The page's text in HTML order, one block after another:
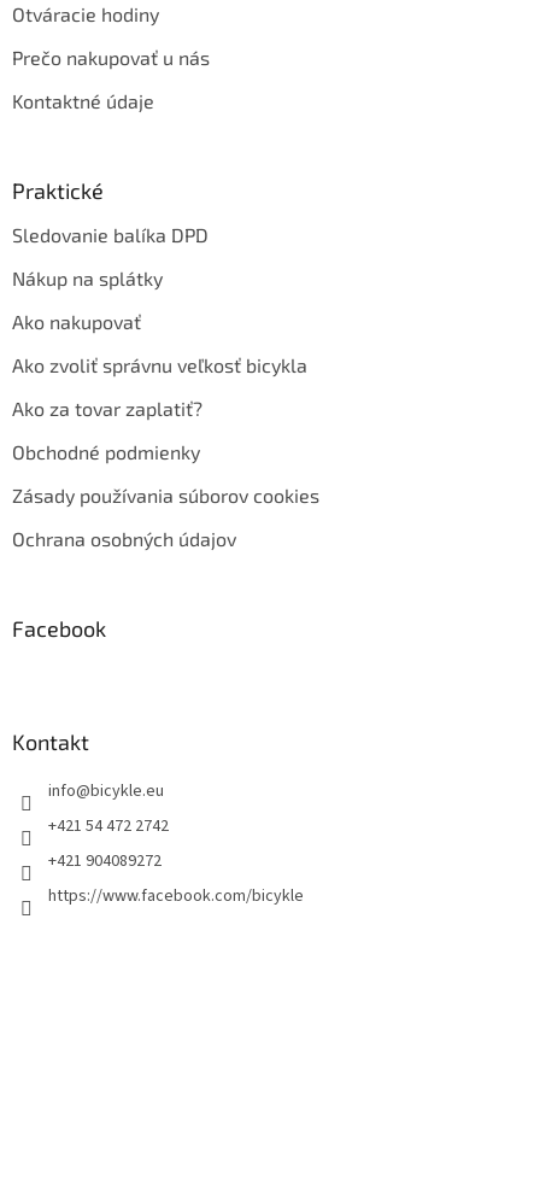
Otváracie hodiny
Prečo nakupovať u nás
Kontaktné údaje
Praktické
Sledovanie balíka DPD
Nákup na splátky
Ako nakupovať
Ako zvoliť správnu veľkosť bicykla
Ako za tovar zaplatiť?
Obchodné podmienky
Zásady používania súborov cookies
Ochrana osobných údajov
Facebook
Kontakt
info@bicykle.eu
+421 54 472 2742
+421 904089272
https://www.facebook.com/bicykle